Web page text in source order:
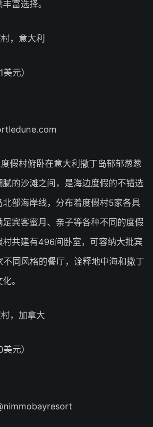
富选择。
，意大利
元）
村俯卧在意大利撒丁岛郁郁葱葱
腻的沙滩之间，是海边度假的不错选
部海岸线，分布着度假村5家各具
宾客蜜月、亲子等各种不同的度假
村共建有496间卧室，可容纳大批宾
不同风格的餐厅，诠释地中海和撒丁
。
，加拿大
元）